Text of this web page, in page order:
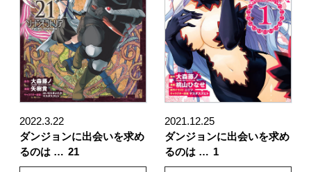
2022.3.22
ダンジョンに出会いを求め
るのは … 21
2021.12.25
ダンジョンに出会いを求め
るのは … 1